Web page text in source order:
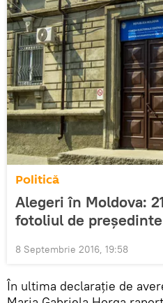
Politică
Alegeri în Moldova:
fotoliul de preşedinte
8 Septembrie 2016, 19:58
În ultima declarație de